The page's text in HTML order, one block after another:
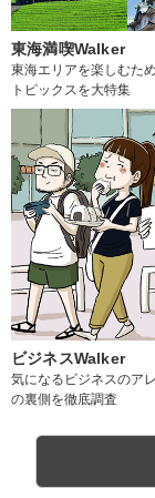
東海満喫Walker
東海エリアを楽しむた
トピックスを大特集
ビジネスWalker
気になるビジネスのア
の裏側を徹底調査